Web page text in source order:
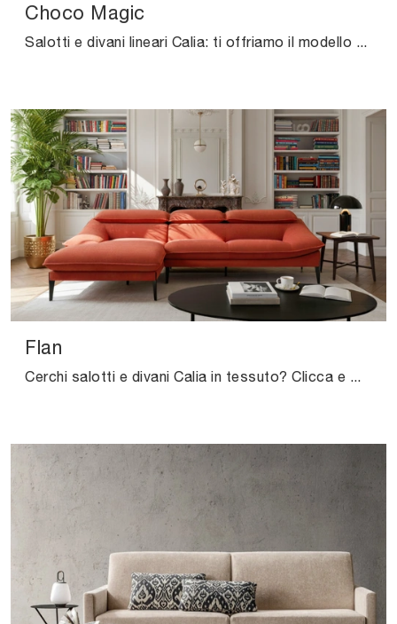
Choco Magic
Salotti e divani lineari Calia: ti offriamo il modello Choco Magic in pelle per arricchire il living.
Flan
Cerchi salotti e divani Calia in tessuto? Clicca e ottieni informazioni sul modello Flan per spazi design.